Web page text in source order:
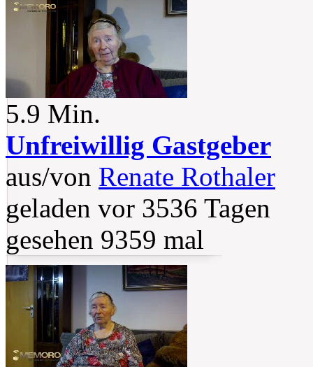
5.9 Min.
Unfreiwillig Gastgeber
aus/von Renate Rothaler
geladen vor 3536 Tagen
gesehen 9359 mal